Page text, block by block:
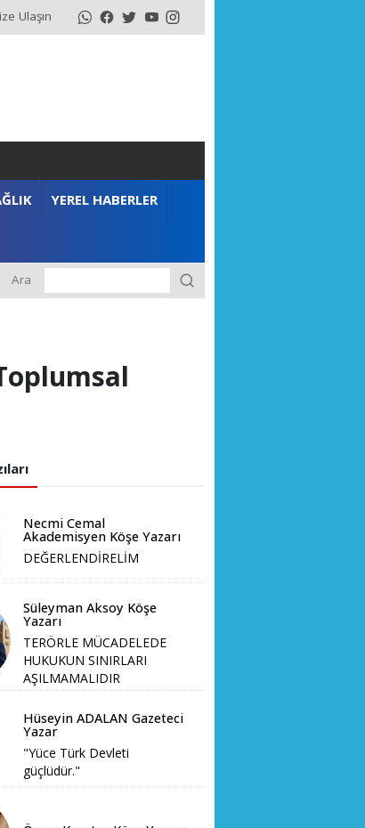
Ulaşın
YEREL HABERLER
Ara
Necmi Cemal
Akademisyen Köşe Yazarı
DEĞERLENDİRELİM
Süleyman Aksoy Köşe
Yazarı
TERÖRLE MÜCADELEDE
HUKUKUN SINIRLARI
AŞILMAMALIDIR
Hüseyin ADALAN Gazeteci
Yazar
"Yüce Türk Devleti
güçlüdür."